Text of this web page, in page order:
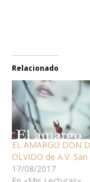
Relacionado
EL AMARGO DON
OLVIDO de A.V.
17/08/2017